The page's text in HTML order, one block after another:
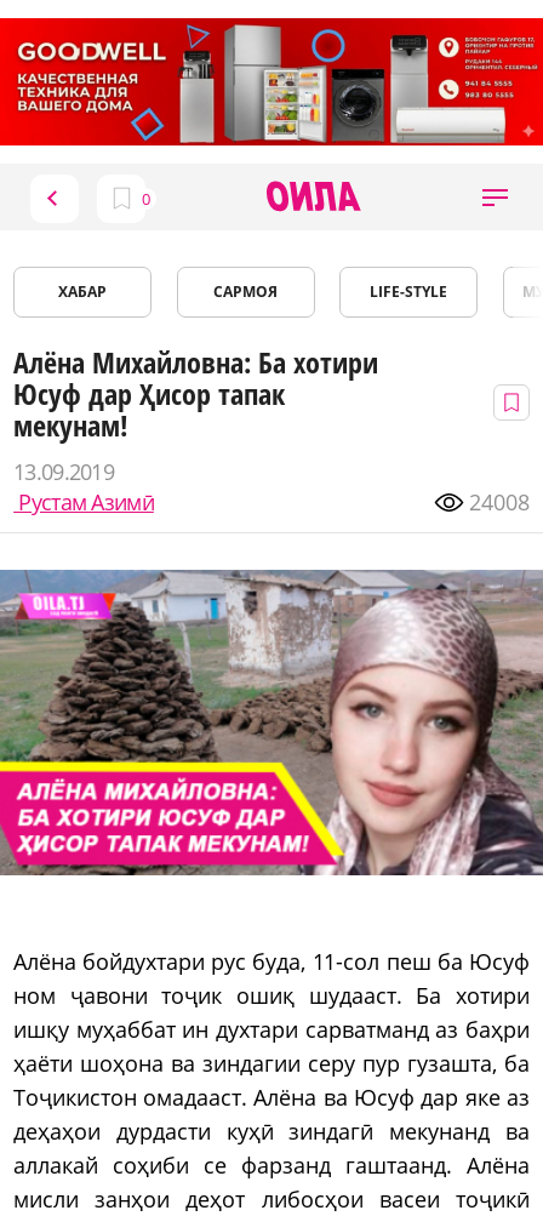
ХАБАР САРМОЯ LIFE-STYLE
Алёна Михайловна: Ба хотири
Юсуф дар Ҳисор тапак
мекунам!
13.09.2019
Рустам Азимӣ
24008
Алёна бойдухтари рус буда, 11-сол пеш ба Юсуф
ном ҷавони тоҷик ошиқ шудааст. Ба хотири
ишқу муҳаббат ин духтари сарватманд аз баҳри
ҳаёти шоҳона ва зиндагии серу пур гузашта, ба
Тоҷикистон омадааст. Алёна ва Юсуф дар яке аз
деҳаҳои дурдасти куҳӣ зиндагӣ мекунанд ва
аллакай соҳиби се фарзанд гаштаанд. Алёна
мисли занҳои деҳот либосҳои васеи тоҷикӣ